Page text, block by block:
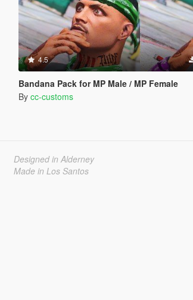
4.5
Bandana Pack for MP Male / MP Female
By cc-customs
Designed in Alderney
Made in Los Santos